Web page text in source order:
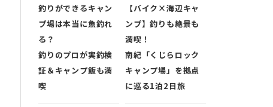
釣りができるキャン
プ場は本当に魚釣れ
る？
釣りのプロが実釣検
証＆キャンプ飯も満
喫
【バイク×海辺キャ
ンプ】釣りも絶景も
満喫！
南紀「くじらロック
キャンプ場」を拠点
に巡る1泊2日旅